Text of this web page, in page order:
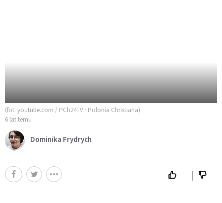
(fot. youtube.com / PCh24TV · Polonia Christiana)
6 lat temu
Dominika Frydrych